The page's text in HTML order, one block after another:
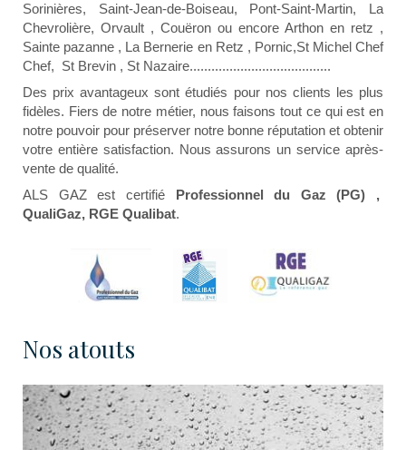
Sorinières, Saint-Jean-de-Boiseau, Pont-Saint-Martin, La
Chevrolière, Orvault , Couëron ou encore Arthon en retz ,
Sainte pazanne , La Bernerie en Retz , Pornic,St Michel Chef
Chef, St Brevin , St Nazaire.......................................
Des prix avantageux sont étudiés pour nos clients les plus
fidèles. Fiers de notre métier, nous faisons tout ce qui est en
notre pouvoir pour préserver notre bonne réputation et obtenir
votre entière satisfaction. Nous assurons un service après-
vente de qualité.
ALS GAZ est certifié Professionnel du Gaz (PG) ,
QualiGaz, RGE Qualibat.
Nos atouts